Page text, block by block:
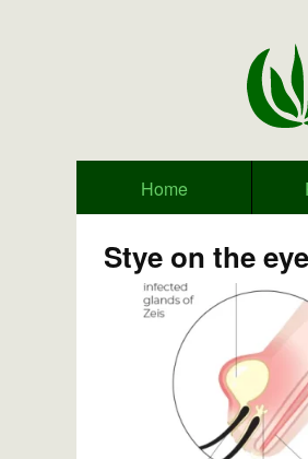
Home
Stye on the eye